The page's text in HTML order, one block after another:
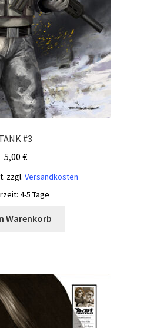
#3
5,00 €
zzgl. Versandkosten
4-5 Tage
Warenkorb